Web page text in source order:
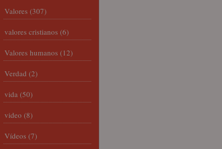
Valores (307)
valores cristianos (6)
Valores humanos (12)
Verdad (2)
vida (50)
video (8)
Vídeos (7)